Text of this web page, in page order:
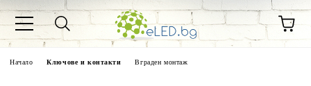
Начало Ключове и контакти Вграден монтаж